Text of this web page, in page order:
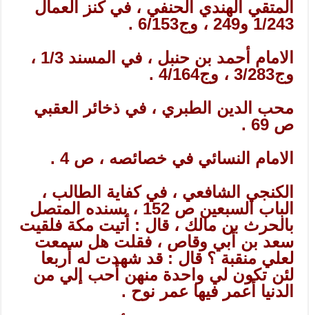
المتقي الهندي الحنفي ، في كنز العمال
1/243 و249 ، وج6/153 .
الامام أحمد بن حنبل ، في المسند 1/3 ،
وج3/283 ، وج4/164 .
محب الدين الطبري ، في ذخائر العقبي
ص 69 .
الامام النسائي في خصائصه ، ص 4 .
الكنجي الشافعي ، في كفاية الطالب ،
الباب السبعين ص 152 ، بسنده المتصل
بالحرث بن مالك ، قال : أتيت مكة فلقيت
سعد بن أبي وقاص ، فقلت هل سمعت
لعلي منقبة ؟ قال : قد شهدت له أربعا
لئن تكون لي واحدة منهن أحب إلي من
الدنيا أعمر فيها عمر نوح .